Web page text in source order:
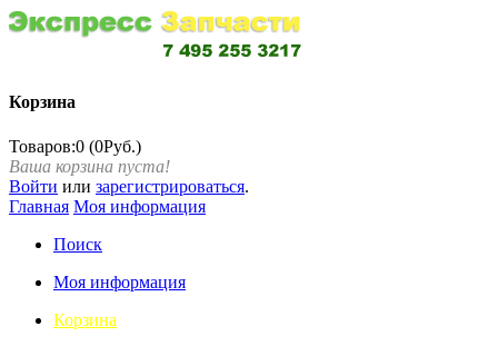
Корзина
Товаров:0 (0Руб.)
Ваша корзина пуста!
Войти или зарегистрироваться.
Главная Моя информация
Поиск
Моя информация
Корзина